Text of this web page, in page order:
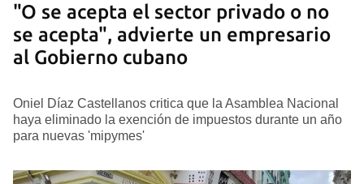
"O se acepta el sector privado o no
se acepta", advierte un empresario
al Gobierno cubano
Oniel Díaz Castellanos critica que la Asamblea Nacional
haya eliminado la exención de impuestos durante un año
para nuevas 'mipymes'